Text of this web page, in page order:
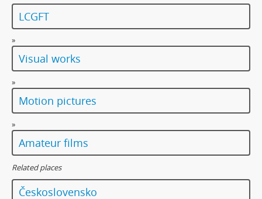
LCGFT
»
Visual works
»
Motion pictures
»
Amateur films
Related places
Československo